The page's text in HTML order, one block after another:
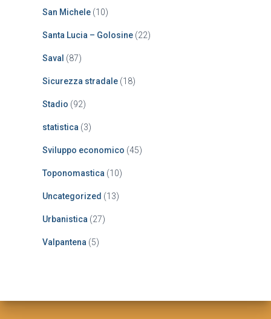
San Michele (10)
Santa Lucia – Golosine (22)
Saval (87)
Sicurezza stradale (18)
Stadio (92)
statistica (3)
Sviluppo economico (45)
Toponomastica (10)
Uncategorized (13)
Urbanistica (27)
Valpantena (5)